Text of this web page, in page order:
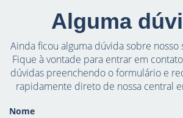
Alguma
Ainda ficou alguma dúvida sobre nosso
Fique à vontade para entrar em
dúvidas preenchendo o formulário e
rapidamente direto de nossa central
Nome